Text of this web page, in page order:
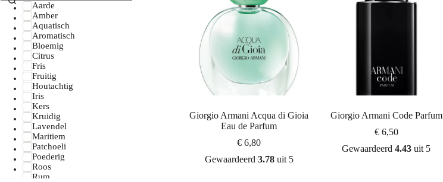
Giorgio Armani Acqua di Gioia
Eau de Parfum
€ 6,80
Gewaardeerd 3.78uit 5
Giorgio Armani Code Parfum
€6,50
Gewaardeerd4.43 uit 5
Aarde
Amber
Aquatisch
Aromatisch
Bloemig
Citrus
Fris
Fruitig
Houtachtig
Iris
Kers
Kruidig
Lavendel
Maritiem
Patchoeli
Poederig
Roos
Rum